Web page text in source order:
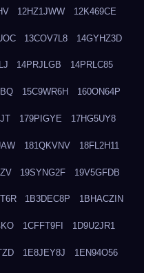
12HZ1JWW 12K469CE
13COV7L8 14GYHZ3D
14PRJLGB 14PRLC85
15C9WR6H 160ON64P
179PIGYE 17HG5UY8
181QKVNV 18FL2H11
19SYNG2F 19V5GFDB
1B3DEC8P 1BHACZIN
1CFFT9FI 1D9U2JR1
1E8JEY8J 1EN94O56